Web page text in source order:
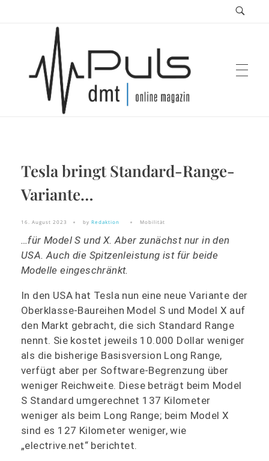
Puls Magazin
Zukunft der Mobilität
Tesla bringt Standard-Range-
Variante…
16. August 2023 by Redaktion Mobilität
…für Model S und X. Aber zunächst nur in den
USA. Auch die Spitzenleistung ist für beide
Modelle eingeschränkt.
In den USA hat Tesla nun eine neue Variante der
Oberklasse-Baureihen Model S und Model X auf
den Markt gebracht, die sich Standard Range
nennt. Sie kostet jeweils 10.000 Dollar weniger
als die bisherige Basisversion Long Range,
verfügt aber per Software-Begrenzung über
weniger Reichweite. Diese beträgt beim Model
S Standard umgerechnet 137 Kilometer
weniger als beim Long Range; beim Model X
sind es 127 Kilometer weniger, wie
„electrive.net“ berichtet.